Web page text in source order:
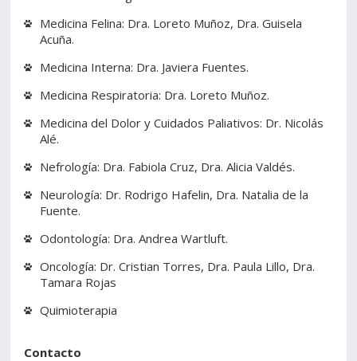
Medicina Felina: Dra. Loreto Muñoz, Dra. Guisela
Acuña.
Medicina Interna: Dra. Javiera Fuentes.
Medicina Respiratoria: Dra. Loreto Muñoz.
Medicina del Dolor y Cuidados Paliativos: Dr. Nicolás
Alé.
Nefrología: Dra. Fabiola Cruz, Dra. Alicia Valdés.
Neurología: Dr. Rodrigo Hafelin, Dra. Natalia de la
Fuente.
Odontología: Dra. Andrea Wartluft.
Oncología: Dr. Cristian Torres, Dra. Paula Lillo, Dra.
Tamara Rojas
Quimioterapia
Contacto